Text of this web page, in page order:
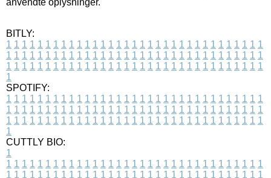
anvendte oplysninger.
BITLY:
1 1 1 1 1 1 1 1 1 1 1 1 1 1 1 1 1 1 1 1 1 1 1 1 1 1 1 1 1 1 1 1 1
1 1 1 1 1 1 1 1 1 1 1 1 1 1 1 1 1 1 1 1 1 1 1 1 1 1 1 1 1 1 1 1 1
1 1 1 1 1 1 1 1 1 1 1 1 1 1 1 1 1 1 1 1 1 1 1 1 1 1 1 1 1 1 1 1 1
1
SPOTIFY:
1 1 1 1 1 1 1 1 1 1 1 1 1 1 1 1 1 1 1 1 1 1 1 1 1 1 1 1 1 1 1 1 1
1 1 1 1 1 1 1 1 1 1 1 1 1 1 1 1 1 1 1 1 1 1 1 1 1 1 1 1 1 1 1 1 1
1 1 1 1 1 1 1 1 1 1 1 1 1 1 1 1 1 1 1 1 1 1 1 1 1 1 1 1 1 1 1 1 1
1
CUTTLY BIO:
1
1 1 1 1 1 1 1 1 1 1 1 1 1 1 1 1 1 1 1 1 1 1 1 1 1 1 1 1 1 1 1 1 1
1 1 1 1 1 1 1 1 1 1 1 1 1 1 1 1 1 1 1 1 1 1 1 1 1 1 1 1 1 1 1 1 1